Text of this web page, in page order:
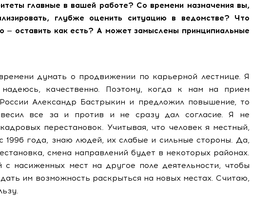
главные в вашей работе? Со времени назначения вы,
глубже оценить ситуацию в ведомстве? Что
— оставить как есть? А может замыслены принципиальные
думать о продвижении по карьерной лестнице. Я
качественно. Поэтому, когда к нам на прием
Александр Бастрыкин и предложил повышение, то
все за и против и не сразу дал согласие. Я не
перестановок. Учитывая, что человек я местный,
1996 года, знаю людей, их слабые и сильные стороны. Да,
смена направлений будет в некоторых районах.
насиженных мест на другое поле деятельности, чтобы
им возможность раскрыться на новых местах. Считаю,